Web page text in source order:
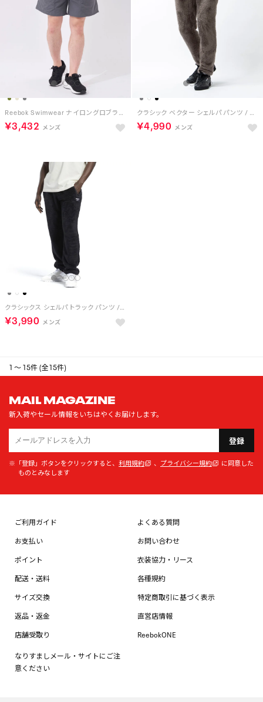
Reebok Swimwear ナイロングロブランショーツ （チャコールグレー）
￥3,432
クラシック ベクター シェルパ パンツ / CL F VECTOR SHERPA PANT （トレックグレー）
￥4,990
クラシックス シェルパ トラック パンツ / Classics Sherpa Track Pants （ブラック）
￥3,990
1 ～ 15件 (全15件)
MAIL MAGAZINE
新入荷やセール情報をいちはやくお届けします。
登録
※「登録」ボタンをクリックすると、 利用規約 、 プライバシー規約
に同意した
ものとみなします
ご利用ガイド
お支払い
ポイント
配送・送料
サイズ交換
返品・返金
店舗受取り
なりすましメール・サイトにご注
意ください
よくある質問
お問い合わせ
衣装協力・リース
各種規約
特定商取引に基づく表示
直営店情報
ReebokONE